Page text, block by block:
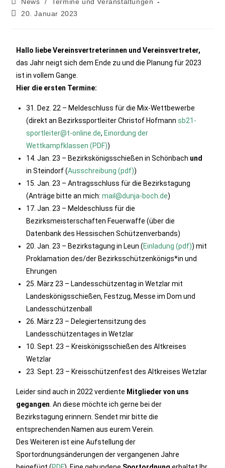
20. Januar 2023
Hallo liebe Vereinsvertreterinnen und Vereinsvertreter,
das Jahr neigt sich dem Ende zu und die Planung für 2023
ist in vollem Gange.
Hier die ersten Termine:
31. Dez. 22 – Meldeschluss für die Mix-Wettbewerbe
(direkt an Bezirkssportleiter Christof Hofmannsb21-
sportleiter@t-online.de, Einordung der
Wettkampfklassen (PDF))
14. Jan. 23 – Bezirkskönigsschießen in Schönbach und
in Steindorf (Ausschreibung (pdf))
15. Jan. 23 – Antragsschluss für die Bezirkstagung
(Anträge bitte an mich:mail@dunja-boch.de)
17. Jan. 23 – Meldeschluss für die
Bezirksmeisterschaften Feuerwaffe (über die
Datenbank des Hessischen Schützenverbands)
20. Jan. 23 – Bezirkstagung in Leun (Einladung (pdf)) mit
Proklamation des/der Bezirksschützenkönigs*in und
Ehrungen
25. März 23 – Landesschützentag in Wetzlar mit
Landeskönigsschießen, Festzug, Messe im Dom und
Landesschützenball
26. März 23 – Delegiertensitzung des
Landesschützentages in Wetzlar
10. Sept. 23 – Kreiskönigsschießen des Altkreises
Wetzlar
23. Sept. 23 – Kreisschützenfest des Altkreises Wetzlar
Leider sind auch in 2022 verdiente Mitglieder von uns
gegangen . An diese möchte ich gerne bei der
Bezirkstagung erinnern. Sendet mir bitte die
entsprechenden Namen aus eurem Verein.
Des Weiteren ist eine Aufstellung der
Sportordnungsänderungen der vergangenen Jahre